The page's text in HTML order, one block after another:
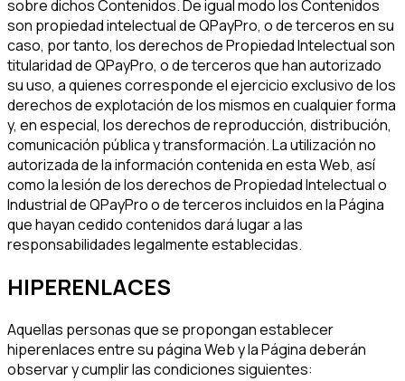
sobre dichos Contenidos. De igual modo los Contenidos
son propiedad intelectual de QPayPro, o de terceros en su
caso, por tanto, los derechos de Propiedad Intelectual son
titularidad de QPayPro, o de terceros que han autorizado
su uso, a quienes corresponde el ejercicio exclusivo de los
derechos de explotación de los mismos en cualquier forma
y, en especial, los derechos de reproducción, distribución,
comunicación pública y transformación. La utilización no
autorizada de la información contenida en esta Web, así
como la lesión de los derechos de Propiedad Intelectual o
Industrial de QPayPro o de terceros incluidos en la Página
que hayan cedido contenidos dará lugar a las
responsabilidades legalmente establecidas.
HIPERENLACES
Aquellas personas que se propongan establecer
hiperenlaces entre su página Web y la Página deberán
observar y cumplir las condiciones siguientes: